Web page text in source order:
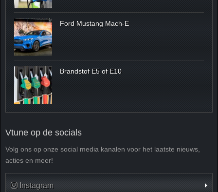
Ford Mustang Mach-E
Brandstof E5 of E10
Vtune op de socials
Volg ons op onze social media kanalen voor het laatste nieuws,
acties en meer!
Instagram